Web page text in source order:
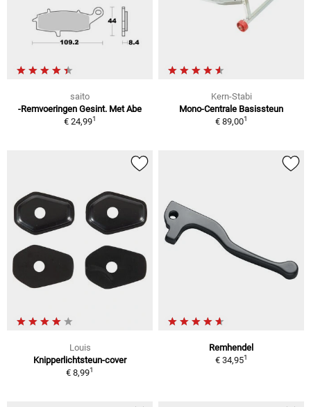
saito
-Remvoeringen Gesint. Met Abe
€ 24,991
Kern-Stabi
Mono-Centrale Basissteun
€ 89,001
Louis
Knipperlichtsteun-cover
€ 8,991
Remhendel
€ 34,951